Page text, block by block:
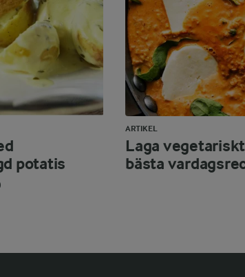
potatis
ARTIKEL
Laga
bästa